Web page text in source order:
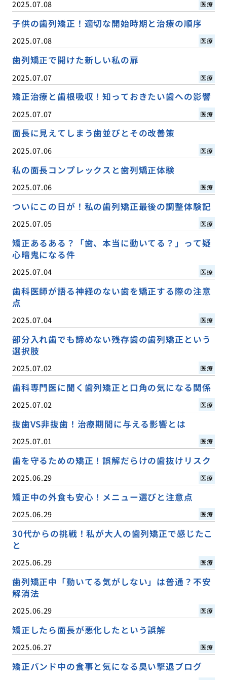
2025.07.08 医療
子供の歯列矯正！適切な開始時期と治療の順序
2025.07.08 医療
歯列矯正で開けた新しい私の扉
2025.07.07 医療
矯正治療と歯根吸収！知っておきたい歯への影響
2025.07.07 医療
面長に見えてしまう歯並びとその改善策
2025.07.06 医療
私の面長コンプレックスと歯列矯正体験
2025.07.06 医療
ついにこの日が！私の歯列矯正最後の調整体験記
2025.07.05 医療
矯正あるある？「歯、本当に動いてる？」って疑
心暗鬼になる件
2025.07.04 医療
歯科医師が語る神経のない歯を矯正する際の注意
点
2025.07.04 医療
部分入れ歯でも諦めない残存歯の歯列矯正という
選択肢
2025.07.02 医療
歯科専門医に聞く歯列矯正と口角の気になる関係
2025.07.02 医療
抜歯VS非抜歯！治療期間に与える影響とは
2025.07.01 医療
歯を守るための矯正！誤解だらけの歯抜けリスク
2025.06.29 医療
矯正中の外食も安心！メニュー選びと注意点
2025.06.29 医療
30代からの挑戦！私が大人の歯列矯正で感じたこ
と
2025.06.29 医療
歯列矯正中「動いてる気がしない」は普通？不安
解消法
2025.06.29 医療
矯正したら面長が悪化したという誤解
2025.06.27 医療
矯正バンド中の食事と気になる臭い撃退ブログ